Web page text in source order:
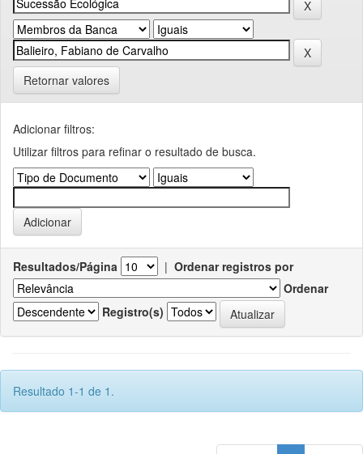
Retornar valores
Adicionar filtros:
Utilizar filtros para refinar o resultado de busca.
Resultados/Página | Ordenar registros por
Ordenar
Registro(s)
Resultado 1-1 de 1.